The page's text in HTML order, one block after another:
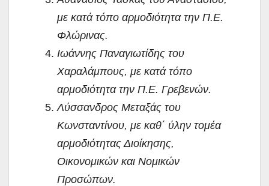
με κατά τόπο αρμοδιότητα την Π.Ε.
Φλώρινας.
Ιωάννης Παναγιωτίδης του
Χαραλάμπους, με κατά τόπο
αρμοδιότητα την Π.Ε. Γρεβενών.
Λύσσανδρος Μεταξάς του
Κωνσταντίνου, με καθ΄ ύλην τομέα
αρμοδιότητας Διοίκησης,
Οικονομικών και Νομικών
Προσώπων.